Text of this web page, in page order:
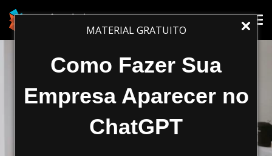
MATERIAL GRATUITO
Como Fazer Sua
Empresa Aparecer no
ChatGPT